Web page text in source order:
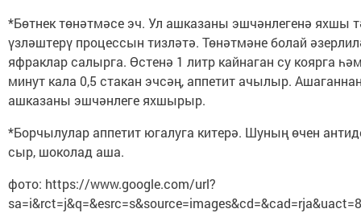
*Бөтнек төнәтмәсе эч. Ул ашказаны эшчәнлегенә яхшы
үзләштерү процессын тизләтә. Төнәтмәне болай
яфраклар салырга. Өстенә 1 литр кайнаган су коярга
минут кала 0,5 стакан эчсәң, аппетит ачылыр.
ашказаны эшчәнлеге яхшырыр.
*Борчылулар аппетит югалуга китерә. Шуның өчен
сыр, шоколад аша.
фото: https://www.google.com/url?